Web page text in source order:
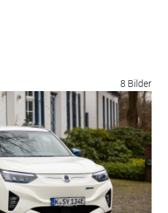
8 Bilder